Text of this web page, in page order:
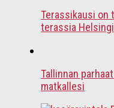
Terassikausi on
terassia
Tallinnan
matkallesi